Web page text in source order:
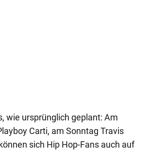
wie ursprünglich geplant: Am
Carti, am Sonntag Travis
sich Hip Hop-Fans auch auf